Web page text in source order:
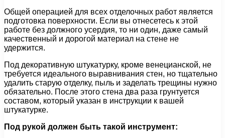
Общей операцией для всех отделочных работ является
подготовка поверхности. Если вы отнесетесь к этой
работе без должного усердия, то ни один, даже самый
качественный и дорогой материал на стене не
удержится.
Под декоративную штукатурку, кроме венецианской, не
требуется идеального выравнивания стен, но тщательно
удалить старую отделку, пыль и заделать трещины нужно
обязательно. После этого стена два раза грунтуется
составом, который указан в инструкции к вашей
штукатурке.
Под рукой должен быть такой инструмент: